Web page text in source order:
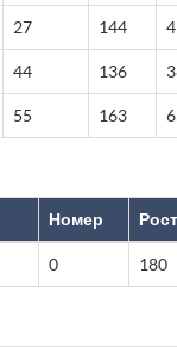
27 144
44 136
55 163
Номер Рост
0 180